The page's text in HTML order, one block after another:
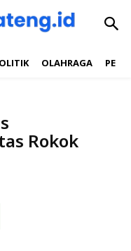
OLAHRAGA
Rokok